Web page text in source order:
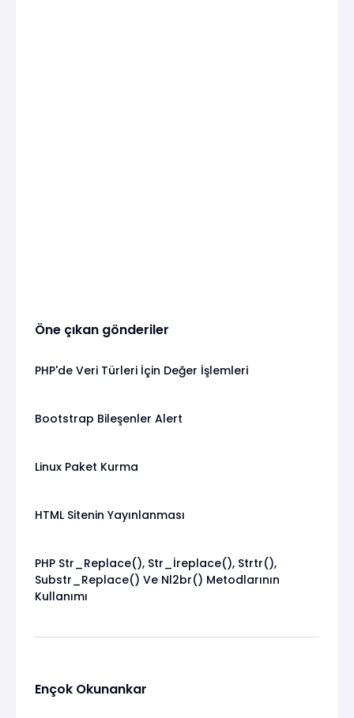
Öne çıkan gönderiler
PHP'de Veri Türleri İçin Değer İşlemleri
Bootstrap Bileşenler Alert
Linux Paket Kurma
HTML Sitenin Yayınlanması
PHP Str_Replace(), Str_İreplace(), Strtr(),
Substr_Replace() Ve Nl2br() Metodlarının
Kullanımı
Ençok Okunankar